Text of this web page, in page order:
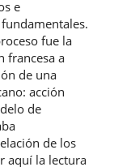
e
fue la
francesa a
de una
acción
de
de los
aquí la lectura